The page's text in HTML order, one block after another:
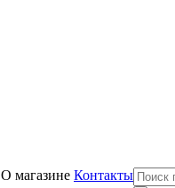
О магазине Контакты